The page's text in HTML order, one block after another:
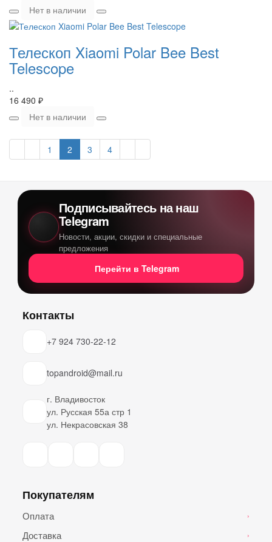
Нет в наличии
Телескоп Xiaomi Polar Bee Best
Telescope
..
16 490 ₽
Нет в наличии
1 2 3 4
Подписывайтесь на наш
Telegram
Новости, акции, скидки и специальные
предложения
Перейти в Telegram
Контакты
+7 924 730-22-12
topandroid@mail.ru
г. Владивосток
ул. Русская 55а стр 1
ул. Некрасовская 38
Покупателям
Оплата ›
Доставка ›